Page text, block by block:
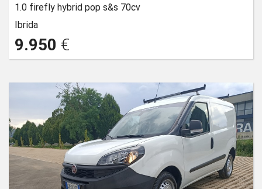
1.0 firefly hybrid pop s&s 70cv
Ibrida
9.950 €